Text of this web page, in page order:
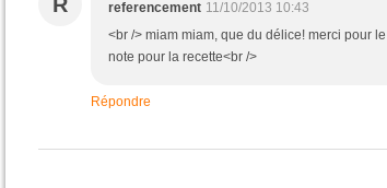
referencement 11/10/2013 10:43
<br /> miam miam, que du délice! merci pour
note pour la recette<br />
Répondre